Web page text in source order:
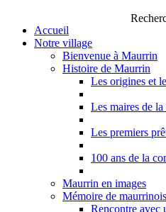
Accueil
Notre village
Bienvenue à Maurrin
Histoire de Maurrin
Les origines et
Les maires de
Les premiers
100 ans de la
Maurrin en images
Mémoire de maurrinois
Rencontre avec